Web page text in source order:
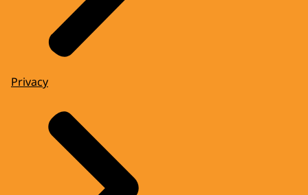
Privacy